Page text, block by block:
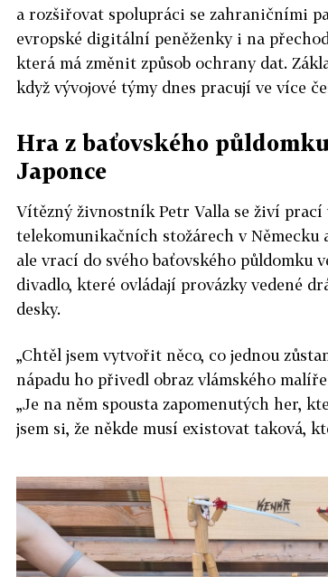
a rozšiřovat spolupráci se zahraničními
evropské digitální peněženky i na
která má změnit způsob ochrany dat.
když vývojové týmy dnes pracují ve více
Hra z baťovského
Japonce
Vítězný živnostník Petr Valla se živí prací
telekomunikačních stožárech v Německu
ale vrací do svého baťovského půldomku
divadlo, které ovládají provázky vedené
desky.
„Chtěl jsem vytvořit něco, co jednou
nápadu ho přivedl obraz vlámského
„Je na něm spousta zapomenutých her,
jsem si, že někde musí existovat taková,